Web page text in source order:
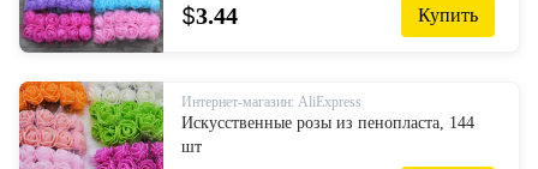
$3.44 Купить
Интернет-магазин: AliExpress
Искусственные розы из пенопласта, 144
шт